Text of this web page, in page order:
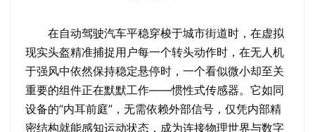
在自动驾驶汽车平稳穿梭于城市街道时，在虚拟
现实头盔精准捕捉用户每一个转头动作时，在无人机
于强风中依然保持稳定悬停时，一个看似微小却至关
重要的组件正在默默工作——惯性式传感器。它如同
设备的“内耳前庭”，无需依赖外部信号，仅凭内部精
密结构就能感知运动状态，成为连接物理世界与数字